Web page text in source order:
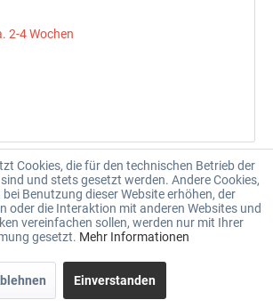
2-4 Wochen
Cookies, die für den technischen Betrieb der
und stets gesetzt werden. Andere Cookies,
Benutzung dieser Website erhöhen, der
oder die Interaktion mit anderen Websites und
vereinfachen sollen, werden nur mit Ihrer
gesetzt. Mehr Informationen
Einverstanden